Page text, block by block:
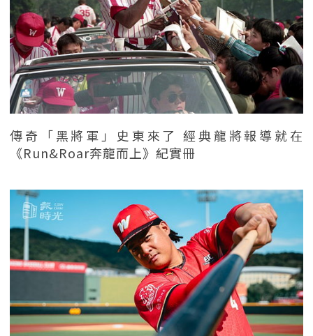
傳奇「黑將軍」史東來了 經典龍將報導就在
《Run&Roar奔龍而上》紀實冊